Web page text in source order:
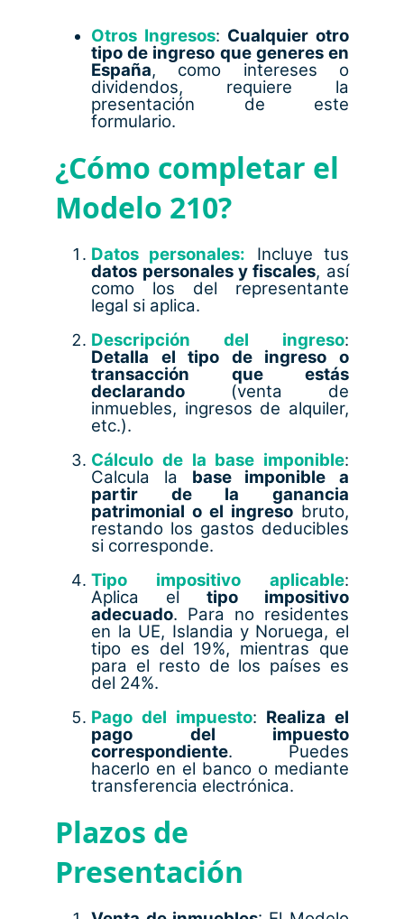
Otros Ingresos: Cualquier otro
tipo de ingreso que generes en
España, como intereses o
dividendos, requiere la
presentación de este
formulario.
¿Cómo completar el
Modelo 210?
Datos personales: Incluye tus
datos personales y fiscales, así
como los del representante
legal si aplica.
Descripción del ingreso:
Detalla el tipo de ingreso o
transacción que estás
declarando (venta de
inmuebles, ingresos de alquiler,
etc.).
Cálculo de la base imponible:
Calcula la base imponible a
partir de la ganancia
patrimonial o el ingresobruto,
restando los gastos deducibles
si corresponde.
Tipo impositivo aplicable:
Aplica el tipo impositivo
adecuado. Para no residentes
en la UE, Islandia y Noruega, el
tipo es del 19%, mientras que
para el resto de los países es
del 24%.
Pago del impuesto: Realiza el
pago del impuesto
correspondiente. Puedes
hacerlo en el banco o mediante
transferencia electrónica.
Plazos de
Presentación